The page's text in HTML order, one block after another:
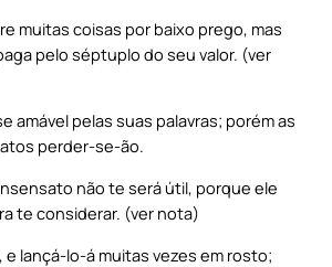
muitas coisas por baixo prego, mas
pelo séptuplo do seu valor. (ver
amável pelas suas palavras; porém as
perder-se-ão.
não te será útil, porque ele
te considerar. (ver nota)
e lançá-lo-á muitas vezes em rosto;